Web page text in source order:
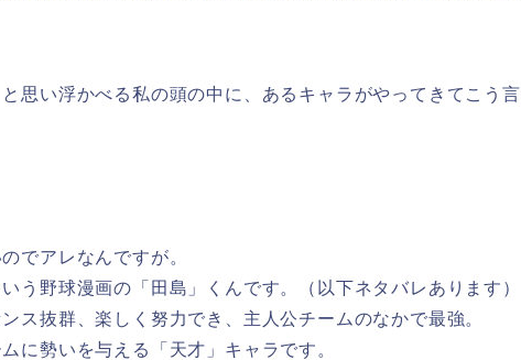
思い浮かべる私の頭の中に、あるキャラがやってきてこう言
でアレなんですが。
う野球漫画の「田島」くんです。（以下ネタバレあります）
ス抜群、楽しく努力でき、主人公チームのなかで最強。
に勢いを与える「天才」キャラです。